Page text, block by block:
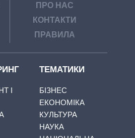
ПРО НАС
КОНТАКТИ
ПРАВИЛА
І
ТЕМАТИКИ
БІЗНЕС
ЕКОНОМІКА
КУЛЬТУРА
НАУКА